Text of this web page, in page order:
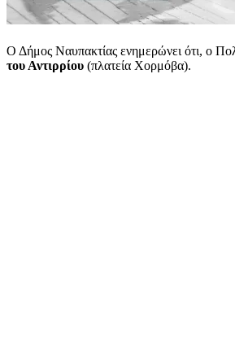
Ο Δήμος Ναυπακτίας ενημερώνει ότι, ο
του Αντιρρίου (πλατεία Χορμόβα).